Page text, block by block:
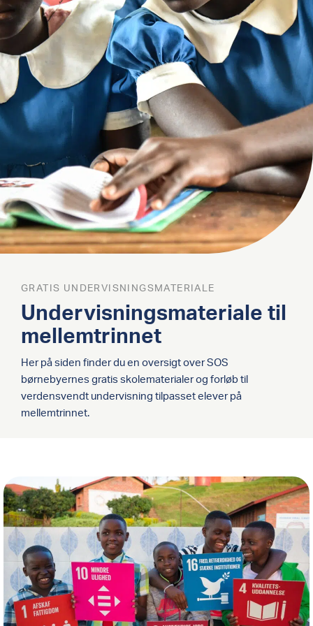
GRATIS UNDERVISNINGSMATERIALE
Undervisningsmateriale til
mellemtrinnet
Her på siden finder du en oversigt over SOS
børnebyernes gratis skolematerialer og forløb til
verdensvendt undervisning tilpasset elever på
mellemtrinnet.